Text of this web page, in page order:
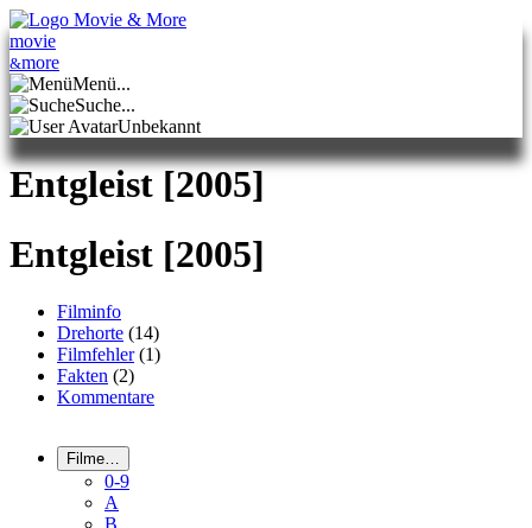
movie
&more
Menü...
Suche...
Unbekannt
Entgleist [2005]
Entgleist [2005]
Filminfo
Drehorte (14)
Filmfehler (1)
Fakten (2)
Kommentare
Filme…
0-9
A